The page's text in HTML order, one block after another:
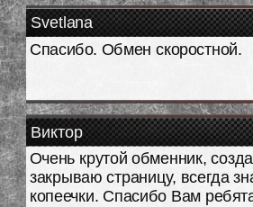
Svetlana
Спасибо. Обмен скоростной.
Виктор
Очень крутой обменник,
закрываю страницу, всегда
копеечки. Спасибо Вам